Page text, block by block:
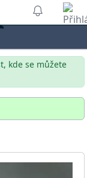
kde se můžete